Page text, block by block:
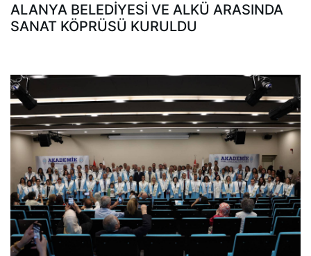
ALANYA BELEDİYESİ VE ALKÜ ARASINDA
SANAT KÖPRÜSÜ KURULDU